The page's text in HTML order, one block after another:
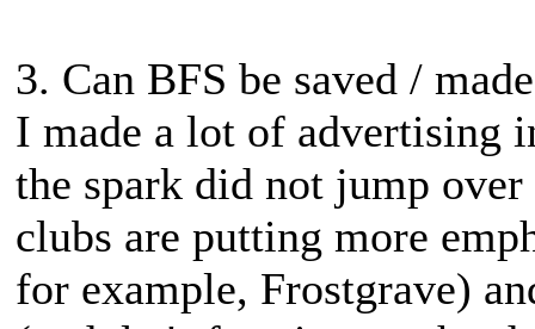
3. Can BFS be saved /
I made a lot of advertising
the spark did not jump
clubs are putting more
for example, Frostgrave)